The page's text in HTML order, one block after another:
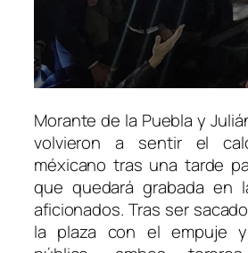
Morante de la Puebla y
volvieron a sentir el
méxicano tras una tarde
que quedará grabada en
aficionados. Tras ser
la plaza con el empuje